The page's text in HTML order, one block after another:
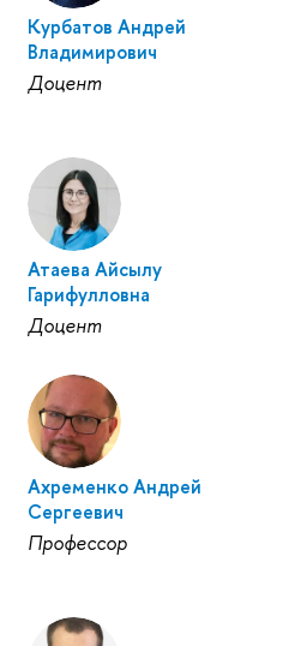
Курбатов Андрей
Владимирович
Доцент
Атаева Айсылу
Гарифулловна
Доцент
Ахременко Андрей
Сергеевич
Профессор